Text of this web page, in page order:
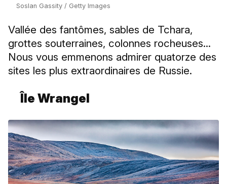
Soslan Gassity / Getty Images
Vallée des fantômes, sables de Tchara,
grottes souterraines, colonnes rocheuses...
Nous vous emmenons admirer quatorze des
sites les plus extraordinaires de Russie.
Île Wrangel